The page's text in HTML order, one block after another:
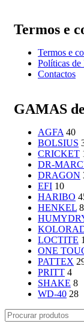
Termos e
Termos e
Políticas de
Contactos
GAMAS
AGFA 40
BOLSIUS
CRICKET
DR-
DRAGON
EFI 10
HARIBO
HENKEL 8
LOCTITE
ONE
PATTEX
PRITT 4
SHAKE 8
WD-40 28